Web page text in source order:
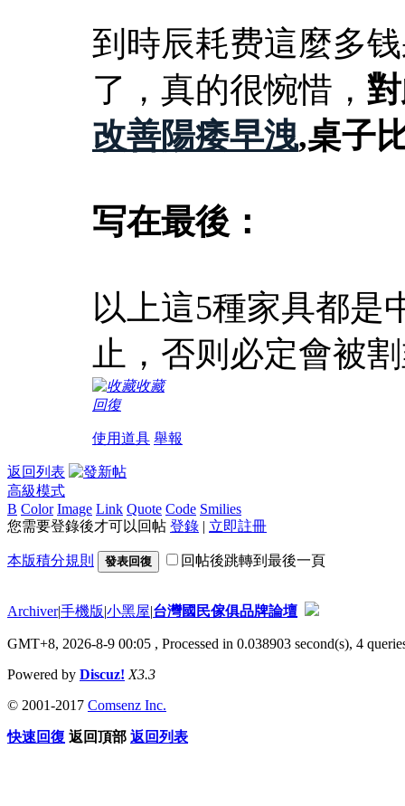
到時辰耗费這麼多
了，真的很惋惜，
改善陽痿早洩,桌子
写在最後：
以上這5種家具都是
止，否则必定會被
收藏
回復
使用道具 舉報
返回列表
高級模式
B Color Image Link Quote Code Smilies
您需要登錄後才可以回帖 登錄 | 立即註冊
本版積分規則 發表回復 回帖後跳轉到最後一頁
Archiver|手機版|小黑屋|台灣國民傢俱品牌論壇
GMT+8, 2026-8-9 00:05 , Processed in 0.038903 second(s), 4
Powered by Discuz! X3.3
© 2001-2017 Comsenz Inc.
快速回復 返回頂部 返回列表